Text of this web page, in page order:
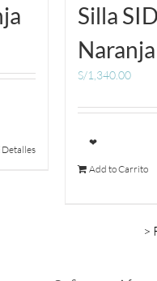
Detalles
Silla
Naranja
S/1,340.00
❤
Add to Carrito
>